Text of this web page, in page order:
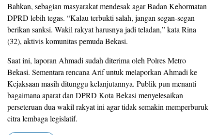
Bahkan, sebagian masyarakat mendesak agar Badan Kehormatan
DPRD lebih tegas. “Kalau terbukti salah, jangan segan-segan
berikan sanksi. Wakil rakyat harusnya jadi teladan,” kata Rina
(32), aktivis komunitas pemuda Bekasi.
Saat ini, laporan Ahmadi sudah diterima oleh Polres Metro
Bekasi. Sementara rencana Arif untuk melaporkan Ahmadi ke
Kejaksaan masih ditunggu kelanjutannya. Publik pun menanti
bagaimana aparat dan DPRD Kota Bekasi menyelesaikan
perseteruan dua wakil rakyat ini agar tidak semakin memperburuk
citra lembaga legislatif.